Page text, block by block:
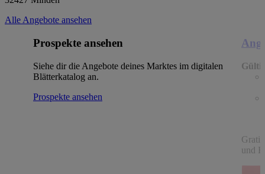
Alle Angebote ansehen
Prospekte ansehen
Siehe dir die Angebote deines Marktes im digitalen
Blätterkatalog an.
Prospekte ansehen
und